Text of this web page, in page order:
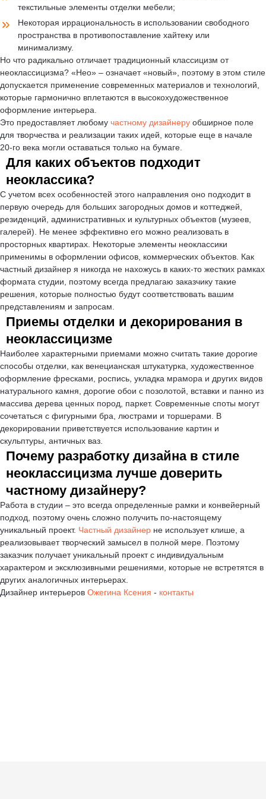
Соглашаюсь с политикой конфиденциальности
Отправить
текстильные элементы отделки мебели;
Некоторая иррациональность в использовании свободного
пространства в противопоставление хайтеку или
минимализму.
Но что радикально отличает традиционный классицизм от
неоклассицизма? «Нео» – означает «новый», поэтому в этом стиле
допускается применение современных материалов и технологий,
которые гармонично вплетаются в высокохудожественное
оформление интерьера.
Это предоставляет любому частному дизайнеру обширное поле
для творчества и реализации таких идей, которые еще в начале
20-го века могли оставаться только на бумаге.
Для каких объектов подходит
неоклассика?
С учетом всех особенностей этого направления оно подходит в
первую очередь для больших загородных домов и коттеджей,
резиденций, административных и культурных объектов (музеев,
галерей). Не менее эффективно его можно реализовать в
просторных квартирах. Некоторые элементы неоклассики
применимы в оформлении офисов, коммерческих объектов. Как
частный дизайнер я никогда не нахожусь в каких-то жестких рамках
формата студии, поэтому всегда предлагаю заказчику такие
решения, которые полностью будут соответствовать вашим
представлениям и запросам.
Приемы отделки и декорирования в
неоклассицизме
Наиболее характерными приемами можно считать такие дорогие
способы отделки, как венецианская штукатурка, художественное
оформление фресками, роспись, укладка мрамора и других видов
натурального камня, дорогие обои с позолотой, вставки и панно из
массива дерева ценных пород, паркет. Современные споты могут
сочетаться с фигурными бра, люстрами и торшерами. В
декорировании приветствуется использование картин и
скульптуры, античных ваз.
Почему разработку дизайна в стиле
неоклассицизма лучше доверить
частному дизайнеру?
Работа в студии – это всегда определенные рамки и конвейерный
подход, поэтому очень сложно получить по-настоящему
уникальный проект. Частный дизайнер не использует клише, а
реализовывает творческий замысел в полной мере. Поэтому
заказчик получает уникальный проект с индивидуальным
характером и эксклюзивными решениями, которые не встретятся в
других аналогичных интерьерах.
Дизайнер интерьеров Ожегина Ксения - контакты